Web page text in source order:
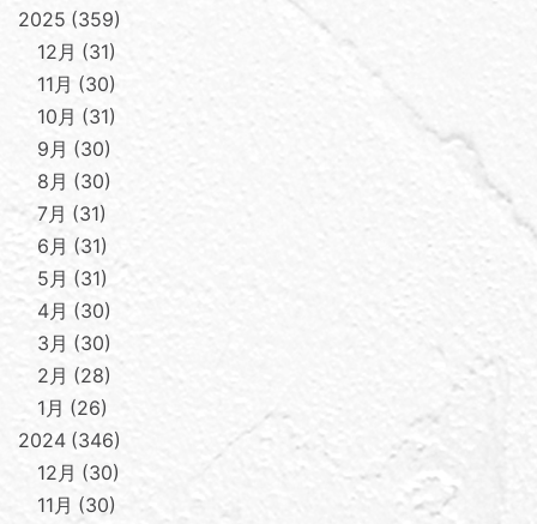
2025 359
12月
31
11月
30
10月
31
9月
30
8月
30
7月
31
6月
31
5月
31
4月
30
3月
30
2月
28
1月
26
2024 346
12月
30
11月
30